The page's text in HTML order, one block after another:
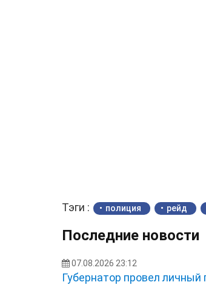
Тэги : полиция рейд
Последние новости
07.08.2026 23:12
Губернатор провел